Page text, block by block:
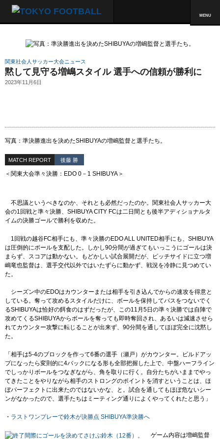
関東社会人サッカー大会ニュース
黙して見守る増嶋スタイル 選手への信頼が勝利に
2023年11月6日
写真：準決勝進出を決めたSHIBUYAの増嶋監督と選手たち。
MATCH REPORT 後藤 勝
＜関東大会準々決勝：EDO 0－1 SHIBUYA＞
不思議というべきなのか、それとも必然だったのか。関東社会人サッカー大
会の1回戦と準々決勝、SHIBUYA CITY FCは二日間とも後半アディショナルタ
イムの決勝ゴールで勝利を収めた。
1回戦の越谷FC相手にも、準々決勝のEDO ALL UNITED相手にも、SHIBUYA
は圧倒的にボールを支配した。しかし90分間が過ぎてもいっこうにゴールは決
まらず、スコアは動かない。もどかしい試合展開だが、ピッチサイドに立つ増
嶋竜也監督は、選手交代以外ではいたずらに動かず、戦況を冷静に見つめてい
た。
シーズン中のEDOはカウンターまたは相手を引き込んでからの速攻を得意と
している。奪って攻めるスタイルだけに、ボールを保持してパスをつないでく
るSHIBUYAは恰好の餌食のはずだったが、この11月5日の準々決勝では自陣で
攻めてくるSHIBUYAからボールを奪っても即時奪回され、あるいは減速させら
れてカウンター攻撃に転じることが出来ず、90分間を通してほぼ完全に沈黙し
た。
「相手は5-4のブロックを作って6番の選手（瀬戸）がカウンター。ビルドアッ
プになったら変則的に4バックになる形も全部把握した上で、中盤ハーフライン
でしっかりボールをつなぎながら、角を取りに行く。自分たちがいままでやっ
てきたことをやりながら相手のストロングのポイントを消すということは、ほ
ぼパーフェクトに出来たのではないかな、と。試合を通してもほぼ危ないシー
ンがなかったので、選手たちはミーティング通りによくやってくれたと思う」
・ ラストワンプレーで鈴木が決勝点 SHIBUYA準決勝へ
ゲーム内容は増嶋監督
MENU